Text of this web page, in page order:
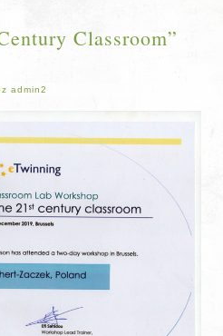
Classroom”
admin2